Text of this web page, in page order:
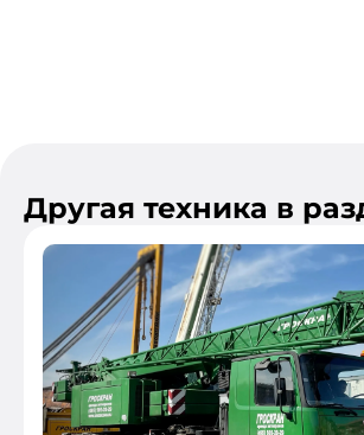
Другая техника в